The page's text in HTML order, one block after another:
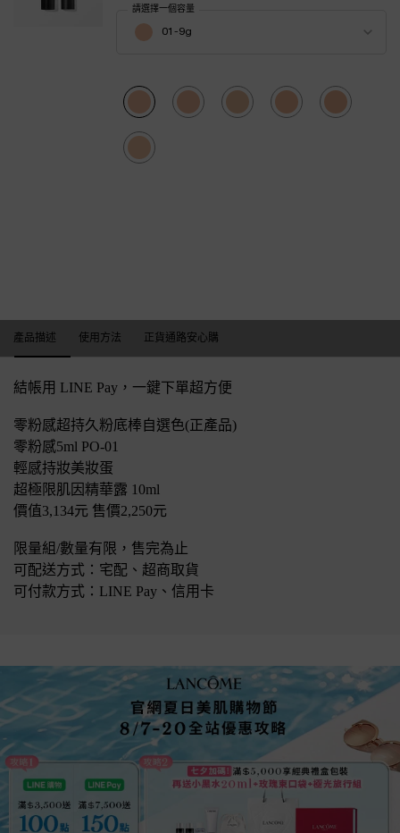
01-9g
請選擇一個容量
Selected
01-9g, 1 of 6Selected
110-9g, 2 of 6Selected
210-9g, 3 of 6Selected
250-9g, 4 of 6Selected
310-9g, 5 of 6
Selected
100-9g, 6 of 6
產品描述
使用方法 正貨通路安心購
結帳用 LINE Pay，一鍵下單超方便
零粉感超持久粉底棒自選色(正產品)
零粉感5ml PO-01
輕感持妝美妝蛋
超極限肌因精華露 10ml
價值3,134元 售價2,250元
限量組/數量有限，售完為止
可配送方式：宅配、超商取貨
可付款方式：LINE Pay、信用卡
零粉感超持久粉底棒PDP_新品